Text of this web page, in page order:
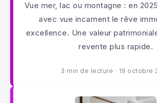
Vue mer, lac ou montagne : en
avec vue incarnent le rêve
excellence. Une valeur
revente plus rapide.
3 min de lecture · 19 octobre